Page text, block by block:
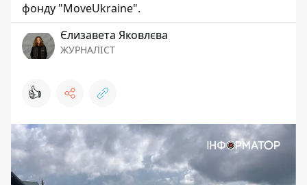
фонду "MoveUkraine".
Єлизавета Яковлєва
ЖУРНАЛІСТ
👍